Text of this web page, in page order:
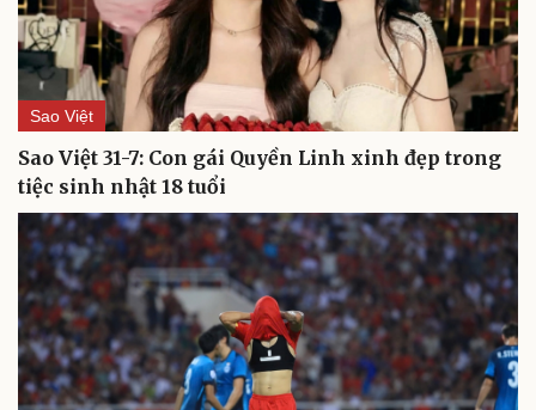
Du lịch
Tư vấn
Săn Tour
check-in
Podcast
Câu chuyện thời sự
Đọc truyện đêm khuya
Cửa sổ tình yêu
Kể chuyện cho bé
Hạt giống tâm hồn
Sao Việt
Sao Việt 31-7: Con gái Quyền Linh xinh đẹp trong
tiệc sinh nhật 18 tuổi